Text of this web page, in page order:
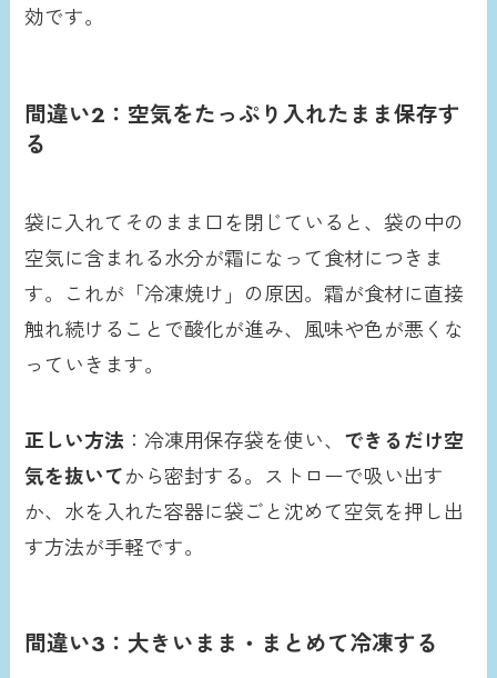
効です。
間違い2：空気をたっぷり入れたまま保存す
る
袋に入れてそのまま口を閉じていると、袋の中の
空気に含まれる水分が霜になって食材につきま
す。これが「冷凍焼け」の原因。霜が食材に直接
触れ続けることで酸化が進み、風味や色が悪くな
っていきます。
正しい方法 ：冷凍用保存袋を使い、 できるだけ空
気を抜いてから密封する。ストローで吸い出す
か、水を入れた容器に袋ごと沈めて空気を押し出
す方法が手軽です。
間違い3：大きいまま・まとめて冷凍する